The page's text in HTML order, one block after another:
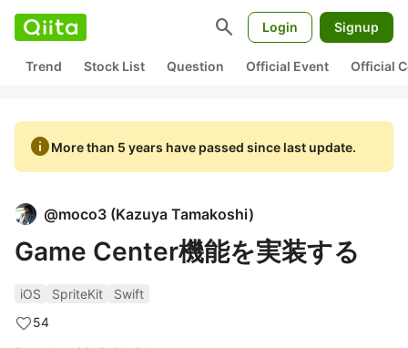
search Login Signup
Trend Stock List Question Official Event Official
infoMore than 5 years have passed since last update.
@moco3 (Kazuya Tamakoshi)
Game Center機能を実装する
iOS SpriteKit
Swift
54